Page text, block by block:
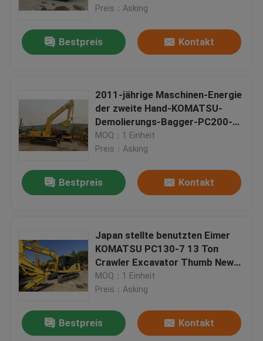
Preis：Asking
Bestpreis Kontakt
2011-jährige Maschinen-Energie
der zweite Hand-KOMATSU-
Demolierungs-Bagger-PC200-7
143HP
MOQ：1 Einheit
Preis：Asking
Bestpreis Kontakt
Japan stellte benutzten Eimer
KOMATSU PC130-7 13 Ton
Crawler Excavator Thumb New
her
MOQ：1 Einheit
Preis：Asking
Bestpreis Kontakt